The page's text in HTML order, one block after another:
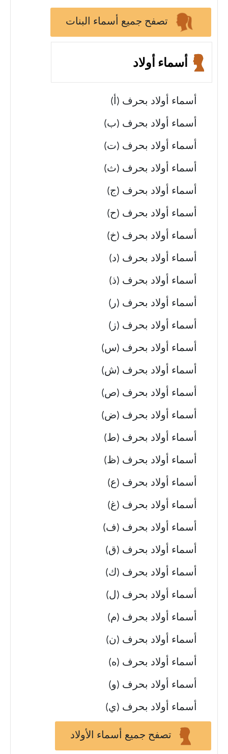
تصفح جميع أسماء البنات
أسماء أولاد
أسماء أولاد بحرف (أ)
أسماء أولاد بحرف (ب)
أسماء أولاد بحرف (ت)
أسماء أولاد بحرف (ث)
أسماء أولاد بحرف (ج)
أسماء أولاد بحرف (ح)
أسماء أولاد بحرف (خ)
أسماء أولاد بحرف (د)
أسماء أولاد بحرف (ذ)
أسماء أولاد بحرف (ر)
أسماء أولاد بحرف (ز)
أسماء أولاد بحرف (س)
أسماء أولاد بحرف (ش)
أسماء أولاد بحرف (ص)
أسماء أولاد بحرف (ض)
أسماء أولاد بحرف (ط)
أسماء أولاد بحرف (ظ)
أسماء أولاد بحرف (ع)
أسماء أولاد بحرف (غ)
أسماء أولاد بحرف (ف)
أسماء أولاد بحرف (ق)
أسماء أولاد بحرف (ك)
أسماء أولاد بحرف (ل)
أسماء أولاد بحرف (م)
أسماء أولاد بحرف (ن)
أسماء أولاد بحرف (ه)
أسماء أولاد بحرف (و)
أسماء أولاد بحرف (ي)
تصفح جميع أسماء الأولاد